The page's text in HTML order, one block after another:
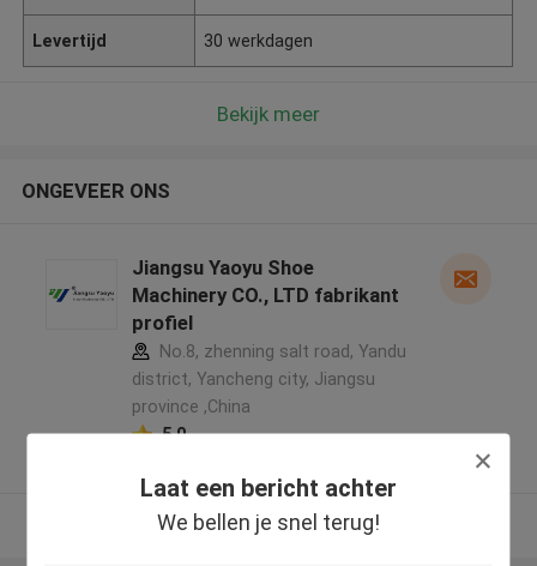
Laat een bericht achter
We bellen je snel terug!
Levertijd 30 werkdagen
Bekijk meer
ONGEVEER ONS
Jiangsu Yaoyu Shoe
Machinery CO., LTD fabrikant
profiel
No.8, zhenning salt road, Yandu
district, Yancheng city, Jiangsu
province ,China
5.0
Bekijk meer